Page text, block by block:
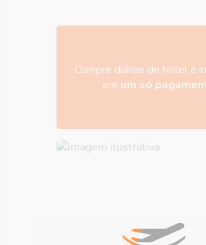
Compre diárias de hotel e
em um só